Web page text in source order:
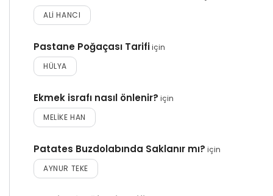
ALI HANCI
Pastane Poğaçası Tarifiiçin
HÜLYA
Ekmek israfı nasıl önlenir? için
MELIKE HAN
Patates Buzdolabında Saklanır mı? için
AYNUR TEKE